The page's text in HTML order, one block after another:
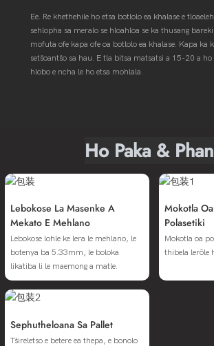
Ee. Re khethehile ho etsa botlolo ea khalase e
sehlopha sa meralo se hloahloa se ka thusang
mofuta ofe kapa ofe oa botlolo ea khalase. Kapa ka
setšoantšo sa hau. E tla bitsa matsatsi a 15-20 a ho
hlobo e ncha le ho etsa mohlala.
Ho Paka &
Lebokose La Masenke A
Mekato E Mehlano
Lebokose lohle ke lera le mehlano, le
botenya ba 5.33mm, le boloka
likatiba li le maemong a matle.
Mokotla
Polasetiki
Mokotla oa
thibela lerōle
Sephutheloana Sa Pallet
Tšireletso e betere ea thepa, e bonolo